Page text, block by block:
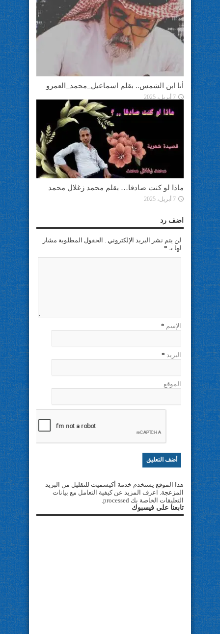
أنا ابن الشمس.. بقلم اسماعيل_محمد_العمرو
7 أبريل، 2025
ماذا لو كنت صادقا… بقلم محمد زغلال محمد
7 أبريل، 2025
اضف رد
لن يتم نشر البريد الإلكتروني . الحقول المطلوبة مشار
لها بـ *
الإسم *
البريد *
الموقع
هذا الموقع يستخدم خدمة أكيسميت للتقليل من البريد
المزعجة. اعرف المزيد عن كيفية التعامل مع بيانات
التعليقات الخاصة بك processed
تابعنا على فيسبوك